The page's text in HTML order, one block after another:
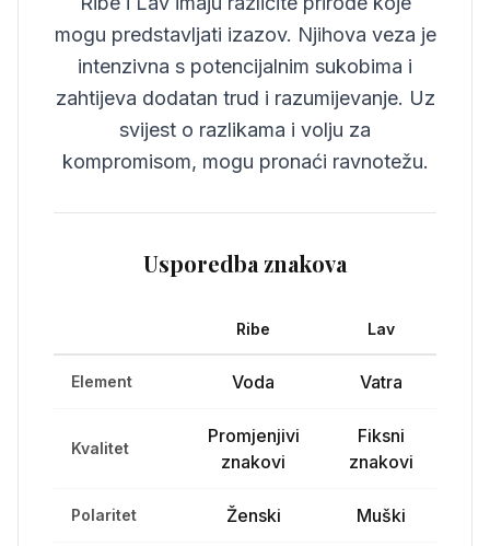
mogu predstavljati izazov. Njihova veza je
intenzivna s potencijalnim sukobima i
zahtijeva dodatan trud i razumijevanje. Uz
svijest o razlikama i volju za
kompromisom, mogu pronaći ravnotežu.
Usporedba znakova
Ribe Lav
Element Voda Vatra
Kvalitet
Promjenjivi
znakovi
Fiksni
znakovi
Polaritet Ženski Muški